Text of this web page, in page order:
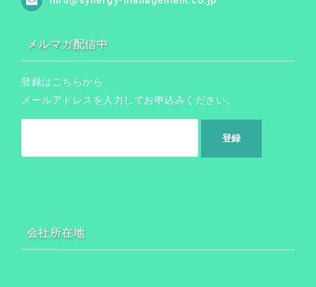
メルマガ配信中
登録はこちらから
メールアドレスを入力してお申込みください。
会社所在地